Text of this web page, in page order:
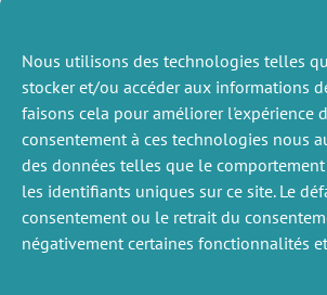
Nous utilisons des technologies telles
stocker et/ou accéder aux informations
faisons cela pour améliorer l'expérience
consentement à ces technologies nous
des données telles que le
les identifiants uniques sur ce site. Le
consentement ou le retrait du
négativement certaines fonctionnalités